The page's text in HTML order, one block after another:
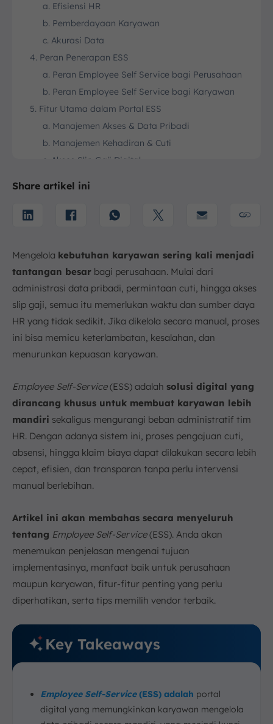
a. Efisiensi HR
b. Pemberdayaan Karyawan
c. Akurasi Data
4. Peran Penerapan ESS
a. Peran Employee Self Service bagi Perusahaan
b. Peran Employee Self Service bagi Karyawan
5. Fitur Utama dalam Portal ESS
a. Manajemen Akses & Data Pribadi
b. Manajemen Kehadiran & Cuti
c. Akses Slip Gaji Digital
6. Hubungan ESS dengan Ekosistem HR Tech (HRIS,
HCM, HRMS)
ESS
1. Mendorong Digitalisasi dan Mengurangi Peran
Administratif HR
2. Membangun Budaya Transparansi dan
Kepercayaan di Tempat Kerja
3. Meningkatkan Employee Experience Secara
Keseluruhan
8. Tips Memilih Vendor Sistem ESS yang Tepat untuk
1. Sesuaikan Fitur dengan Kebutuhan Spesifik dan
Skala Perusahaan
2. Prioritaskan Kemudahan Penggunaan dan
Akses Mobile
Sistem Lainnya (misalnya Akuntansi)
9. Implementasikan ESS dengan Software HRIS
ScaleOcean
FAQ:
Share artikel ini
Mengelola kebutuhan karyawan sering kali menjadi
tantangan besar bagi perusahaan. Mulai dari
administrasi data pribadi, permintaan cuti, hingga akses
slip gaji, semua itu memerlukan waktu dan sumber daya
HR yang tidak sedikit. Jika dikelola secara manual, proses
ini bisa memicu keterlambatan, kesalahan, dan
menurunkan kepuasan karyawan.
Employee Self-Service(ESS) adalah solusi digital yang
dirancang khusus untuk membuat karyawan lebih
mandiri sekaligus mengurangi beban administratif tim
HR. Dengan adanya sistem ini, proses pengajuan cuti,
absensi, hingga klaim biaya dapat dilakukan secara lebih
cepat, efisien, dan transparan tanpa perlu intervensi
manual berlebihan.
Artikel ini akan membahas secara menyeluruh
tentang Employee Self-Service(ESS). Anda akan
menemukan penjelasan mengenai tujuan
implementasinya, manfaat baik untuk perusahaan
maupun karyawan, fitur-fitur penting yang perlu
diperhatikan, serta tips memilih vendor terbaik.
Key Takeaways
Employee Self-Service(ESS) adalah portal
digital yang memungkinkan karyawan mengelola